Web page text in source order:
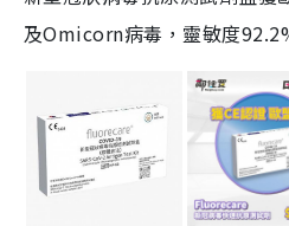
及Omicorn病毒，靈敏度